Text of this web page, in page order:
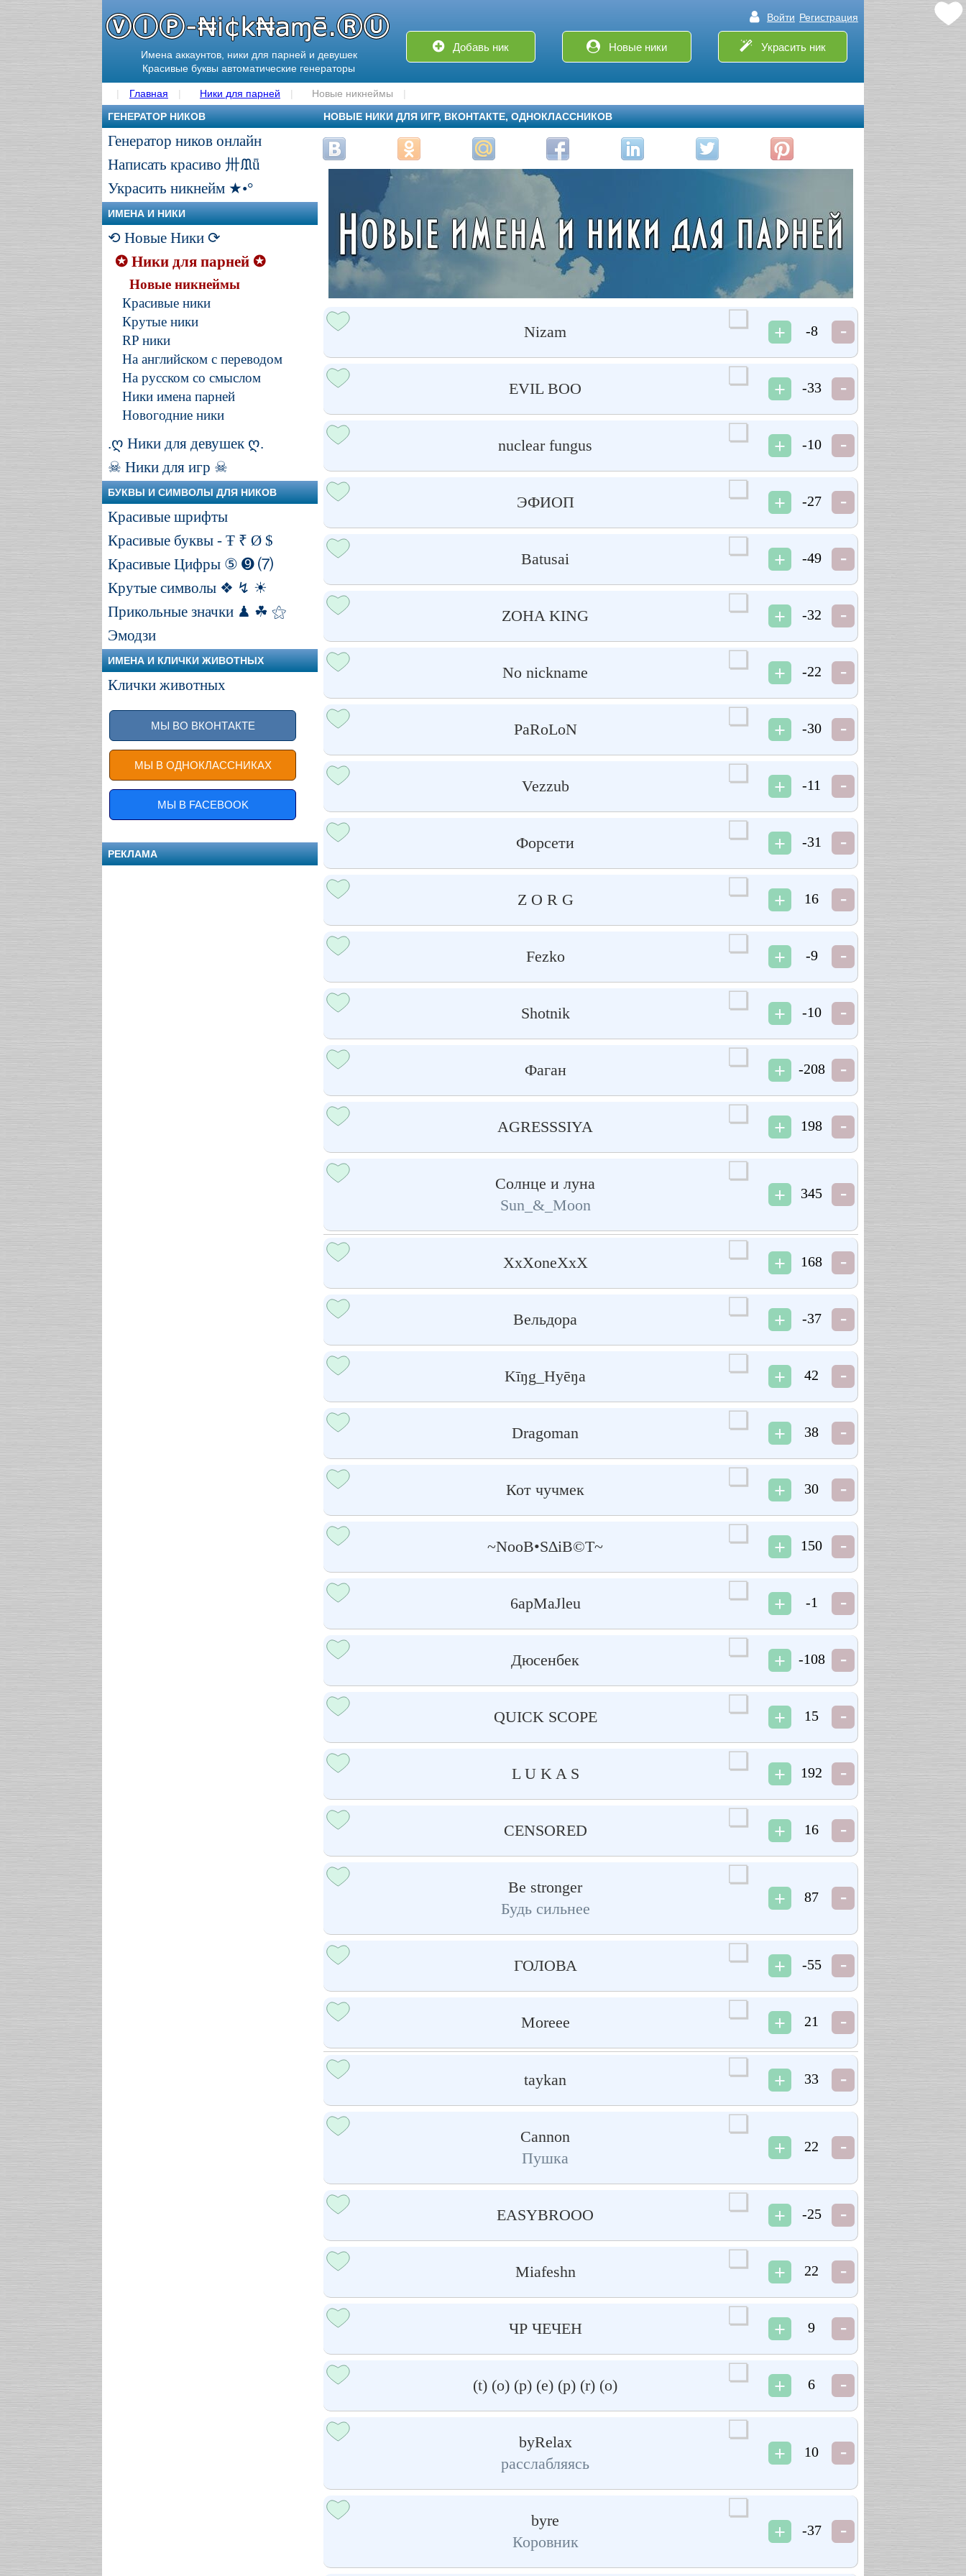
Имена аккаунтов, ники для парней и девушек
Красивые буквы автоматические генераторы
Войти Регистрация
Добавь ник Новые ники Украсить ник
Главная Ники для парней
Новые никнеймы
ГЕНЕРАТОР НИКОВ
Генератор ников онлайн
Написать красиво 卅ᙢǖ
Украсить никнейм ★•°
ИМЕНА И НИКИ
⟲ Новые Ники ⟳
✪ Ники для парней ✪
Новые никнеймы
Красивые ники
Крутые ники
RP ники
На английском с переводом
На русском со смыслом
Ники имена парней
Новогодние ники
.ღ Ники для девушек ღ.
☠ Ники для игр ☠
БУКВЫ И СИМВОЛЫ ДЛЯ НИКОВ
Красивые шрифты
Красивые буквы - Ŧ ₹ Ø $
Красивые Цифры ⑤ ➒ ⑺
Крутые символы ❖ ↯ ☀
Прикольные значки ♟ ☘ ⚝
Эмодзи
ИМЕНА И КЛИЧКИ ЖИВОТНЫХ
Клички животных
МЫ ВО ВКОНТАКТЕ
МЫ В ОДНОКЛАССНИКАХ
МЫ В FACEBOOK
РЕКЛАМА
НОВЫЕ НИКИ ДЛЯ ИГР, ВКОНТАКТЕ, ОДНОКЛАССНИКОВ
Nizam -8
EVIL BOO -33
nuclear fungus -10
ЭФИОП -27
Batusai -49
ZOHA KING -32
No nickname -22
PaRoLoN -30
Vezzub -11
Форсети -31
Z O R G 16
Fezko -9
Shotnik -10
Фаган -208
AGRESSSIYA 198
Солнце и луна
Sun_&_Moon
345
XxXoneXxX 168
Вельдора -37
Kīŋg_Hyēŋa 42
Dragoman 38
Кот чучмек 30
~NooB•S∆iB©T~ 150
6apMaJleu -1
Дюсенбек -108
QUICK SCOPE 15
L U K A S 192
CENSORED 16
Be stronger
Будь сильнее
87
ГОЛОВА -55
Moreee 21
taykan 33
Cannon
Пушка
22
EASYBROOO -25
Miafeshn 22
ЧР ЧЕЧЕН 9
(t) (o) (p) (e) (p) (r) (o) 6
byRelax
расслабляясь
10
byre
Коровник
-37